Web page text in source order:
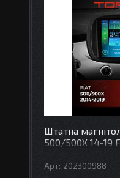
Штатна
500/500X 14-19
202300988